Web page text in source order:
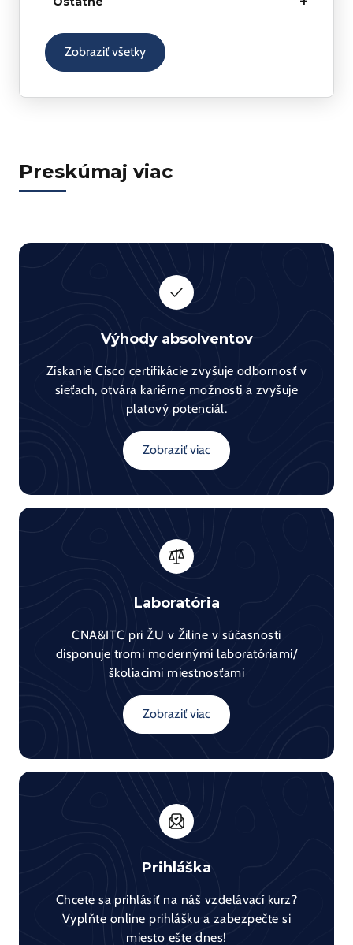
Internet Protocol Extended
TCP/IP networking and programming
Zobraziť všetky
Preskúmaj viac
Výhody absolventov
Získanie Cisco certifikácie zvyšuje odbornosť v
sieťach, otvára kariérne možnosti a zvyšuje
platový potenciál.
Zobraziť viac
Laboratória
CNA&ITC pri ŽU v Žiline v súčasnosti
disponuje tromi modernými laboratóriami/
školiacimi miestnosťami
Zobraziť viac
Prihláška
Chcete sa prihlásiť na náš vzdelávací kurz?
Vyplňte online prihlášku a zabezpečte si
miesto ešte dnes!